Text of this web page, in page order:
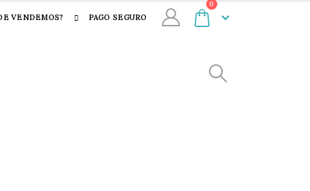
VENDEMOS? PAGO SEGURO
0